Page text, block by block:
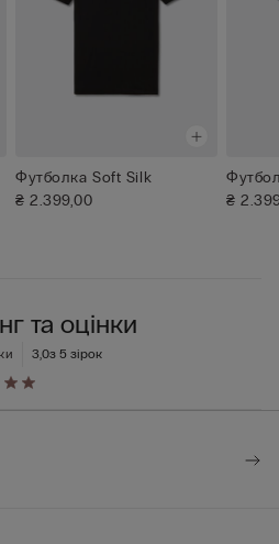
Футболка Soft Silk
₴ 2.399,00
₴
та оцінки
3,0з 5 зірок